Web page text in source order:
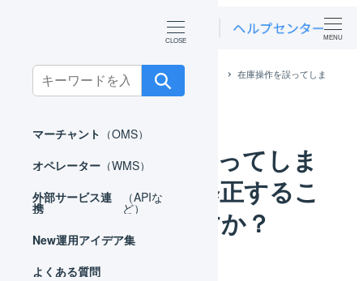
Search
for:
マーチャント （OMS）
オペレーター （WMS）
外部サービス連
携
（APIな
ど）
New運用アイデア集
よくある質問
MENU
ホーム よくある質問 オペレーター
在庫操作を誤ってしま
ったため、修正することはできますか？
在庫操作を誤ってしま
ったため、修正するこ
とはできますか？